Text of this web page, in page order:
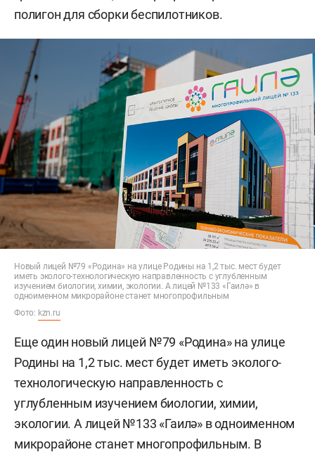
полигон для сборки беспилотников.
Новый лицей №79 «Родина» на улице Родины на 1,2 тыс. мест будет
иметь эколого-технологическую направленность с углубленным
изучением биологии, химии, экологии. А лицей №133 «Гаилә» в
одноименном микрорайоне станет многопрофильным
Фото: kzn.ru
Еще один новый лицей №79 «Родина» на улице
Родины на 1,2 тыс. мест будет иметь эколого-
технологическую направленность с
углубленным изучением биологии, химии,
экологии. А лицей №133 «Гаилә» в одноименном
микрорайоне станет многопрофильным. В